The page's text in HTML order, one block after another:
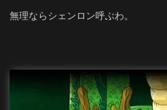
無理ならシェンロン呼ぶわ。